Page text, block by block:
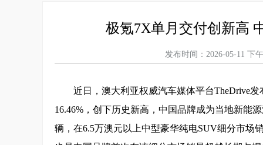
极氪7X单月交付创新高
发布时间：2026-05-11
近日，澳大利亚权威汽车媒体平台TheDrive
16.46%，创下历史新高，中国品牌成为当地新能
辆，在6.5万澳元以上中型豪华纯电SUV细分市场